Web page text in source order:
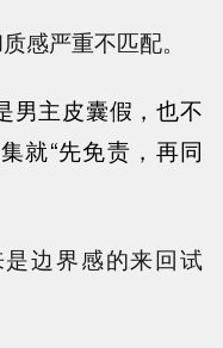
感严重不匹配。
男主皮囊假，也不
就“先免责，再同
边界感的来回试